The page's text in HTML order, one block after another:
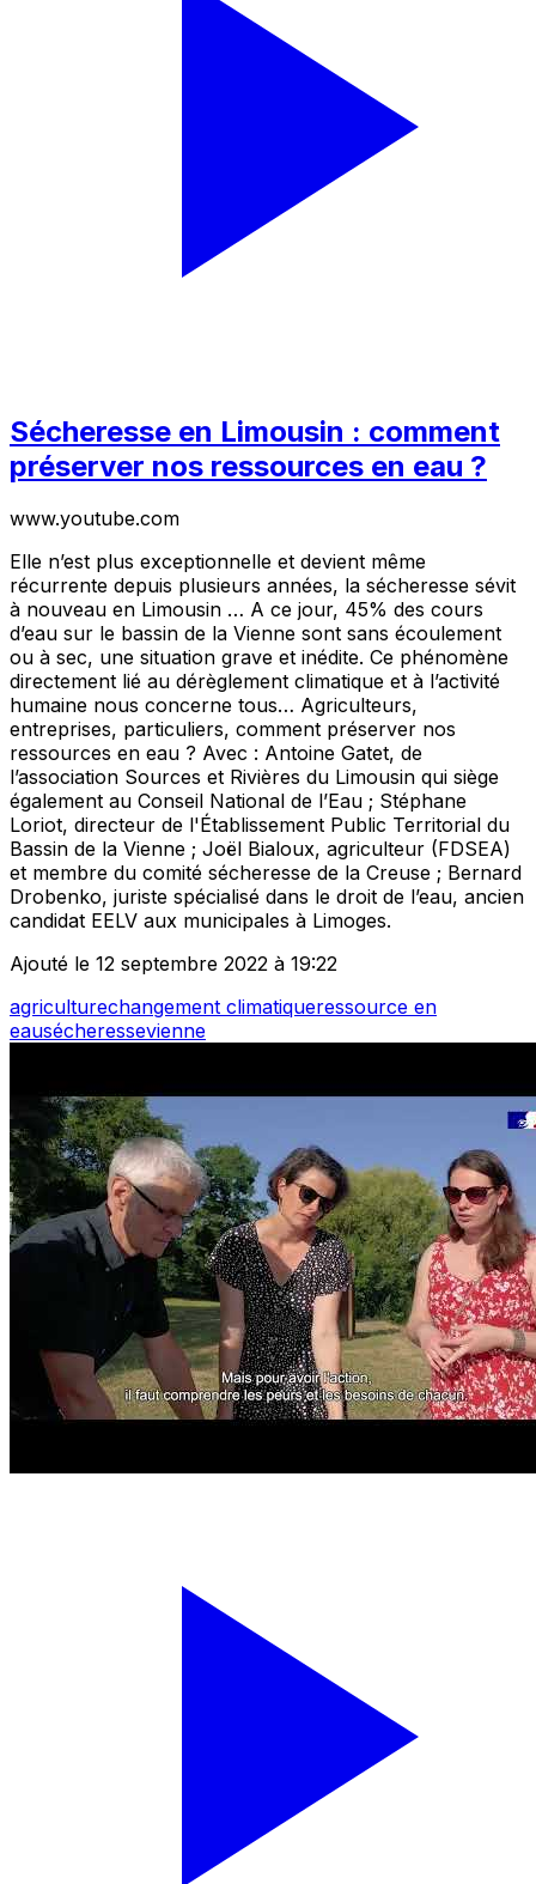
Sécheresse en Limousin : comment
préserver nos ressources en eau ?
www.youtube.com
Elle n’est plus exceptionnelle et devient même
récurrente depuis plusieurs années, la sécheresse sévit
à nouveau en Limousin … A ce jour, 45% des cours
d’eau sur le bassin de la Vienne sont sans écoulement
ou à sec, une situation grave et inédite. Ce phénomène
directement lié au dérèglement climatique et à l’activité
humaine nous concerne tous… Agriculteurs,
entreprises, particuliers, comment préserver nos
ressources en eau ? Avec : Antoine Gatet, de
l’association Sources et Rivières du Limousin qui siège
également au Conseil National de l’Eau ; Stéphane
Loriot, directeur de l'Établissement Public Territorial du
Bassin de la Vienne ; Joël Bialoux, agriculteur (FDSEA)
et membre du comité sécheresse de la Creuse ; Bernard
Drobenko, juriste spécialisé dans le droit de l’eau, ancien
candidat EELV aux municipales à Limoges.
Ajouté le 12 septembre 2022 à 19:22
agriculturechangement climatiqueressource en
eausécheressevienne